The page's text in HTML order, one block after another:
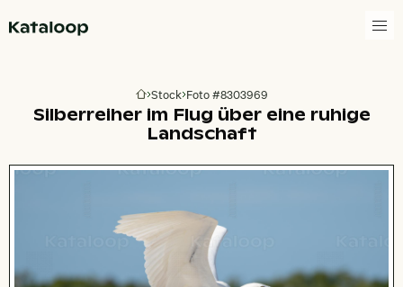
Zur Homepage
Stock Foto #8303969
Silberreiher im Flug über eine ruhige
Landschaft